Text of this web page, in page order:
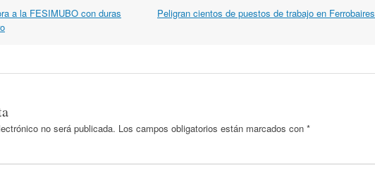
a la FESIMUBO con duras
Peligran cientos de puestos de trabajo en Ferrobaires
no será publicada. Los campos obligatorios están marcados con *